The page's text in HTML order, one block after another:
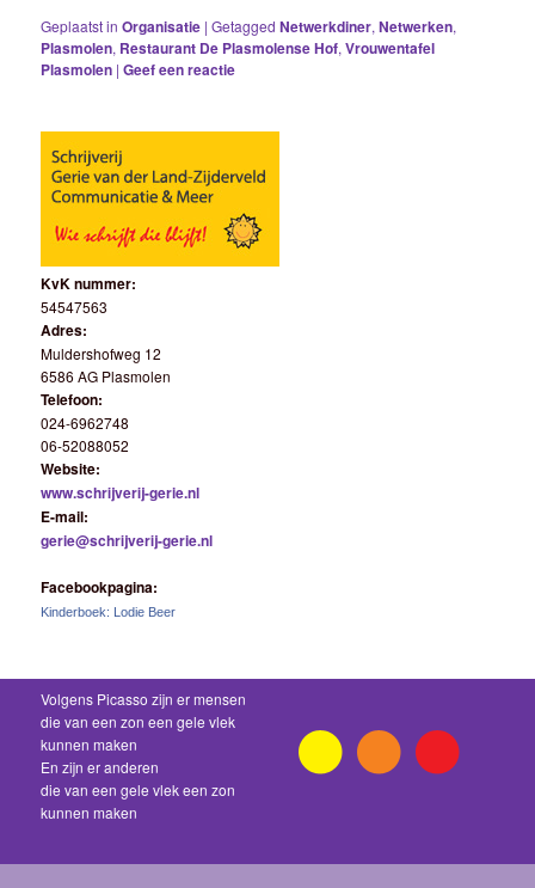
Geplaatst in Organisatie |Getagged Netwerkdiner,Netwerken,
Plasmolen, Restaurant De Plasmolense Hof,Vrouwentafel
Plasmolen |Geef een reactie
KvK nummer:
54547563
Adres:
Muldershofweg 12
6586 AG Plasmolen
Telefoon:
024-6962748
06-52088052
Website:
www.schrijverij-gerie.nl
E-mail:
gerie@schrijverij-gerie.nl
Facebookpagina:
Kinderboek: Lodie Beer
Volgens Picasso zijn er mensen
die van een zon een gele vlek
kunnen maken
En zijn er anderen
die van een gele vlek een zon
kunnen maken